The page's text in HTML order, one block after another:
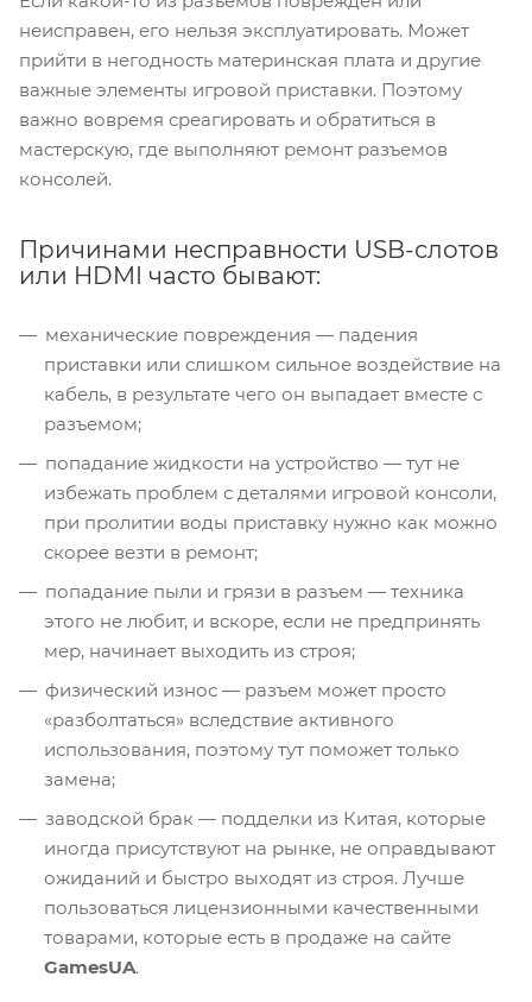
неисправен, его нельзя эксплуатировать. Может
прийти в негодность материнская плата и другие
важные элементы игровой приставки. Поэтому
важно вовремя среагировать и обратиться в
мастерскую, где выполняют ремонт разъемов
консолей.
Причинами несправности USB-слотов
или HDMI часто бывают:
механические повреждения — падения
приставки или слишком сильное воздействие на
кабель, в результате чего он выпадает вместе с
разъемом;
попадание жидкости на устройство — тут не
избежать проблем с деталями игровой консоли,
при пролитии воды приставку нужно как можно
скорее везти в ремонт;
попадание пыли и грязи в разъем — техника
этого не любит, и вскоре, если не предпринять
мер, начинает выходить из строя;
физический износ — разъем может просто
«разболтаться» вследствие активного
использования, поэтому тут поможет только
замена;
заводской брак — подделки из Китая, которые
иногда присутствуют на рынке, не оправдывают
ожиданий и быстро выходят из строя. Лучше
пользоваться лицензионными качественными
товарами, которые есть в продаже на сайте
GamesUA.